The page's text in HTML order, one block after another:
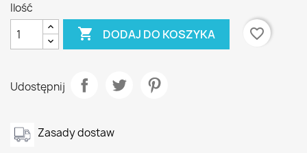
Ilość
 DODAJ DO KOSZYKA favorite_border
Udostępnij
Zasady dostaw